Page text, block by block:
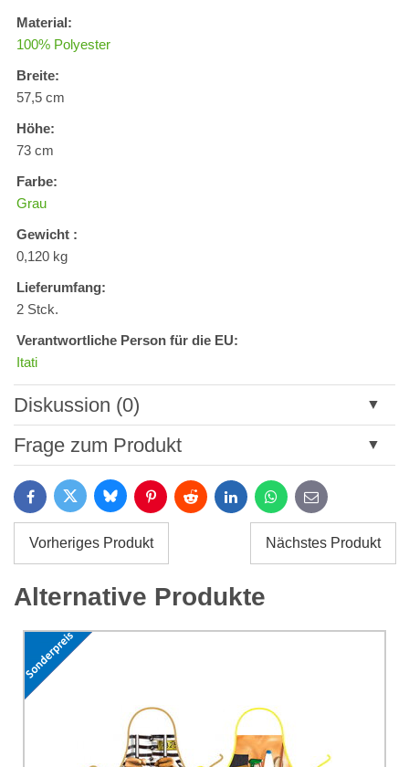
Material:
100% Polyester
Breite:
57,5 cm
Höhe:
73 cm
Farbe:
Grau
Gewicht :
0,120 kg
Lieferumfang:
2 Stck.
Verantwortliche Person für die EU:
Itati
Diskussion (0)
Neuer Kommentar
Titel:
Name:*
Ich stimme der Verarbeitung der im Formular angegebenen
personenbezogenen Daten zum Zwecke der Absendung
Frage zum Produkt
*
Ihre E-Mail:*
Ihre Frage zum Produkt:
FacebookTwitter BlueskyPinterestReddit LinkedInWhatsApp
E-
mail
Vorheriges Produkt Nächstes Produkt
Alternative Produkte